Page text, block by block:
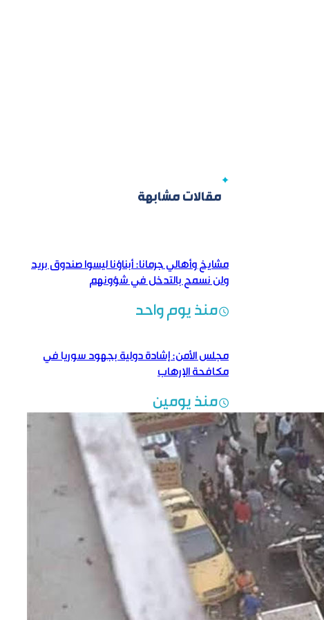
مقالات مشابهة
مشايخ وأهالي جرمانا: أبناؤنا ليسوا صندوق بريد
ولن نسمح بالتدخل في شؤونهم
منذ يوم واحد
مجلس الأمن: إشادة دولية بجهود سوريا في
مكافحة الإرهاب
منذ يومين